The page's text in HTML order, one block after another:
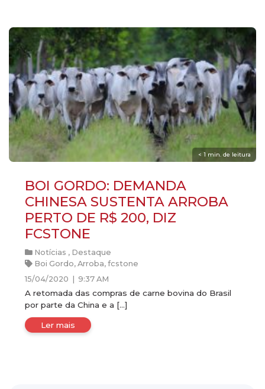
< 1 min. de leitura
BOI GORDO: DEMANDA
CHINESA SUSTENTA ARROBA
PERTO DE R$ 200, DIZ
FCSTONE
Notícias , Destaque
Boi Gordo,Arroba,fcstone
15/04/2020 | 9:37 AM
A retomada das compras de carne bovina do Brasil
por parte da China e a […]
Ler mais